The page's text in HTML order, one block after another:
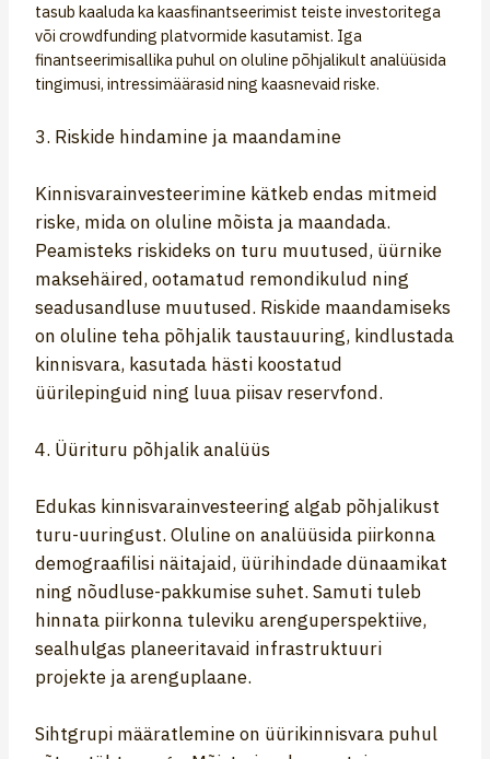
tasub kaaluda ka kaasfinantseerimist teiste investoritega
või crowdfunding platvormide kasutamist. Iga
finantseerimisallika puhul on oluline põhjalikult analüüsida
tingimusi, intressimäärasid ning kaasnevaid riske.
3. Riskide hindamine ja maandamine
Kinnisvarainvesteerimine kätkeb endas mitmeid
riske, mida on oluline mõista ja maandada.
Peamisteks riskideks on turu muutused, üürnike
maksehäired, ootamatud remondikulud ning
seadusandluse muutused. Riskide maandamiseks
on oluline teha põhjalik taustauuring, kindlustada
kinnisvara, kasutada hästi koostatud
üürilepinguid ning luua piisav reservfond.
4. Üürituru põhjalik analüüs
Edukas kinnisvarainvesteering algab põhjalikust
turu-uuringust. Oluline on analüüsida piirkonna
demograafilisi näitajaid, üürihindade dünaamikat
ning nõudluse-pakkumise suhet. Samuti tuleb
hinnata piirkonna tuleviku arenguperspektiive,
sealhulgas planeeritavaid infrastruktuuri
projekte ja arenguplaane.
Sihtgrupi määratlemine on üürikinnisvara puhul